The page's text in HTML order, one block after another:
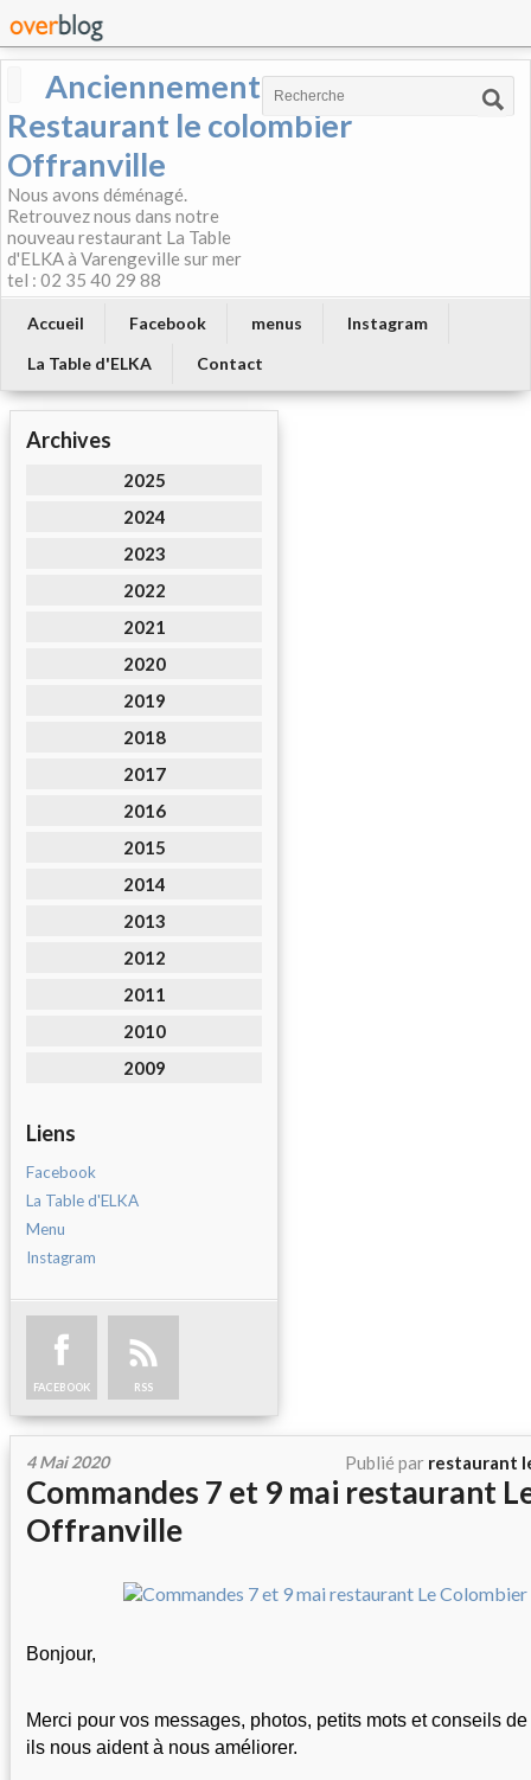
Anciennement
Restaurant le colombier
Offranville
Nous avons déménagé.
Retrouvez nous dans notre
nouveau restaurant La Table
d'ELKA à Varengeville sur mer
tel : 02 35 40 29 88
Accueil Facebook menus
Instagram
La Table d'ELKA
Contact
Archives
2025
2024
2023
2022
2021
2020
2019
2018
2017
2016
2015
2014
2013
2012
2011
2010
2009
Liens
Facebook
La Table d'ELKA
Menu
Instagram
FACEBOOK RSS
4 Mai 2020 Publié par restaurant
Commandes 7 et 9 mai restaurant
Offranville
Bonjour,
Merci pour vos messages, photos, petits mots et conseils
ils nous aident à nous améliorer.